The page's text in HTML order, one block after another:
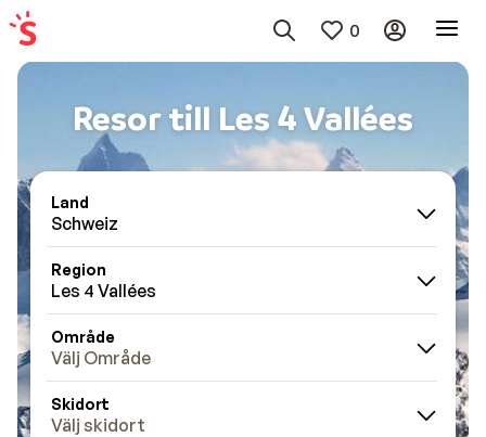
0
Resor till Les 4 Vallées
Land
Schweiz
Region
Les 4 Vallées
Område
Välj Område
Skidort
Välj skidort